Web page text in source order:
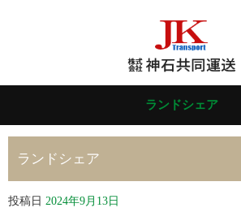
ランドシェア
ランドシェア
投稿日 2024年9月13日